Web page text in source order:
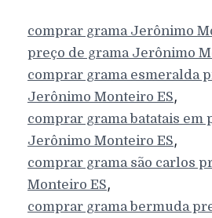
comprar grama Jerônimo
preço de grama Jerônimo
comprar grama esmeralda
Jerônimo Monteiro ES,
comprar grama batatais em
Jerônimo Monteiro ES,
comprar grama são carlos
Monteiro ES,
comprar grama bermuda